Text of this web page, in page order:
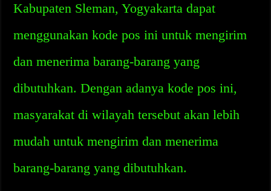
Kabupaten Sleman, Yogyakarta dapat
menggunakan kode pos ini untuk mengirim
dan menerima barang-barang yang
dibutuhkan. Dengan adanya kode pos ini,
masyarakat di wilayah tersebut akan lebih
mudah untuk mengirim dan menerima
barang-barang yang dibutuhkan.